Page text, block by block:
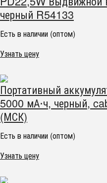
черный R54133
Есть в наличии (оптом)
Узнать цену
Портативный
5000 мА⋅ч, черный,
(МСК)
Есть в наличии (оптом)
Узнать цену